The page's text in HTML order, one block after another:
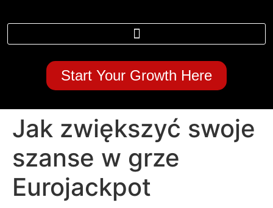
Start Your Growth Here
Jak zwiększyć swoje
szanse w grze
Eurojackpot